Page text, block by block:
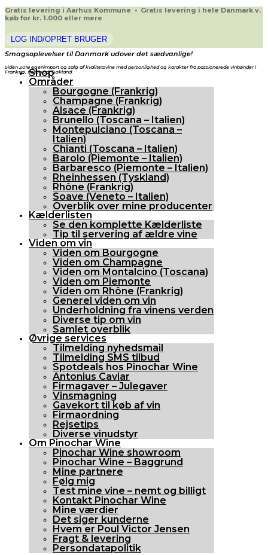
Gratis levering i Aarhus Kommune • Gratis levering i hele Danmark v.
køb for kr. 1.000 eller mere
LOG IND/OPRET BRUGER
Smagsoplevelser til Danmark udover det sædvanlige!
Siden 2018 egenimport og salg af kvalitetsvine med personlighed og karakter fra passionerede vinbønder i
Frankrig, Italien og Tyskland.
Shop
Områder
Bourgogne (Frankrig)
Champagne (Frankrig)
Alsace (Frankrig)
Brunello (Toscana – Italien)
Montepulciano (Toscana –
Italien)
Chianti (Toscana – Italien)
Barolo (Piemonte – Italien)
Barbaresco (Piemonte – Italien)
Rheinhessen (Tyskland)
Rhône (Frankrig)
Soave (Veneto – Italien)
Overblik over mine producenter
Kælderlisten
Se den komplette Kælderliste
Tip til servering af ældre vine
Viden om vin
Viden om Bourgogne
Viden om Champagne
Viden om Montalcino (Toscana)
Viden om Piemonte
Viden om Rhône (Frankrig)
Generel viden om vin
Underholdning fra vinens verden
Diverse tip om vin
Samlet overblik
Øvrige services
Tilmelding nyhedsmail
Tilmelding SMS tilbud
Spotdeals hos Pinochar Wine
Antonius Caviar
Firmagaver – Julegaver
Vinsmagning
Gavekort til køb af vin
Firmaordning
Rejsetips
Diverse vinudstyr
Om Pinochar Wine
Pinochar Wine showroom
Pinochar Wine – Baggrund
Mine partnere
Følg mig
Test mine vine – nemt og billigt
Kontakt Pinochar Wine
Mine værdier
Det siger kunderne
Hvem er Poul Victor Jensen
Fragt & levering
Persondatapolitik